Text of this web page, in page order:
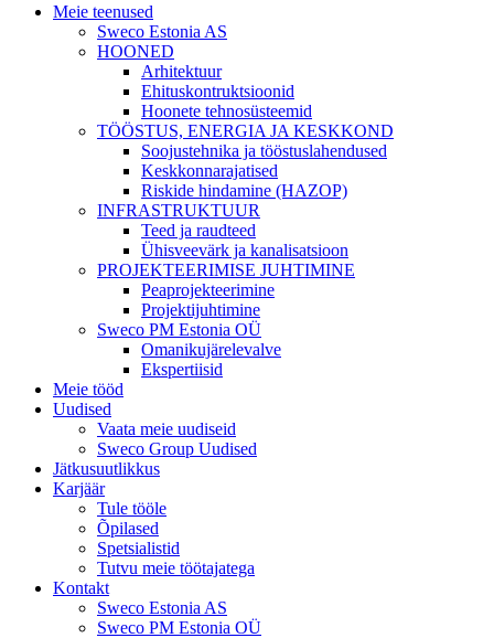
Meie teenused
Sweco Estonia AS
HOONED
Arhitektuur
Ehituskontruktsioonid
Hoonete tehnosüsteemid
TÖÖSTUS, ENERGIA JA KESKKOND
Soojustehnika ja tööstuslahendused
Keskkonnarajatised
Riskide hindamine (HAZOP)
INFRASTRUKTUUR
Teed ja raudteed
Ühisveevärk ja kanalisatsioon
PROJEKTEERIMISE JUHTIMINE
Peaprojekteerimine
Projektijuhtimine
Sweco PM Estonia OÜ
Omanikujärelevalve
Ekspertiisid
Meie tööd
Uudised
Vaata meie uudiseid
Sweco Group Uudised
Jätkusuutlikkus
Karjäär
Tule tööle
Õpilased
Spetsialistid
Tutvu meie töötajatega
Kontakt
Sweco Estonia AS
Sweco PM Estonia OÜ